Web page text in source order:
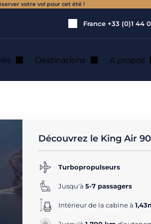
votre vol pour cet été !
France +33 (0)1 44
Destinations A propos
Découvrez le King Air
Turbopropulseurs
Jusqu'à 5-7 passagers
Intérieur de la cabine à